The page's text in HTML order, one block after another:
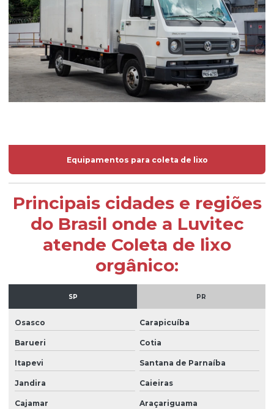
Equipamentos para coleta de lixo
Principais cidades e regiões
do Brasil onde a Luvitec
atende Coleta de lixo
orgânico:
SP PR
Osasco Carapicuíba
Barueri Cotia
Itapevi Santana de Parnaíba
Jandira Caieiras
Cajamar
Araçariguama